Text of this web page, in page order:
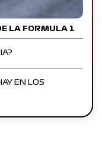
LA FORMULA 1
EN LOS